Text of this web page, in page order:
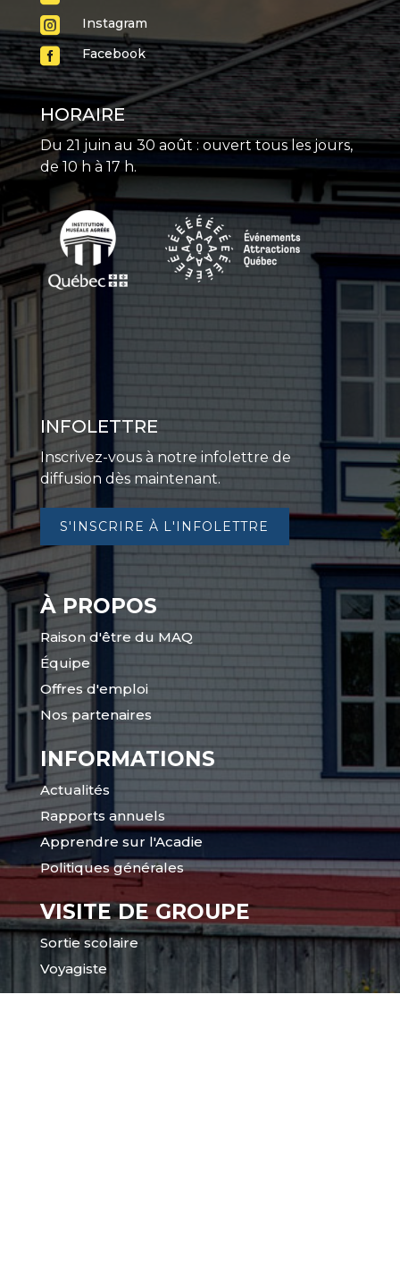
 Instagram
 Facebook
HORAIRE
Du 21 juin au 30 août : ouvert tous les jours,
de 10 h à 17 h.
INFOLETTRE
Inscrivez-vous à notre infolettre de
diffusion dès maintenant.
S'INSCRIRE À L'INFOLETTRE
À PROPOS
Raison d'être du MAQ
Équipe
Offres d'emploi
Nos partenaires
INFORMATIONS
Actualités
Rapports annuels
Apprendre sur l'Acadie
Politiques générales
VISITE DE GROUPE
Sortie scolaire
Voyagiste